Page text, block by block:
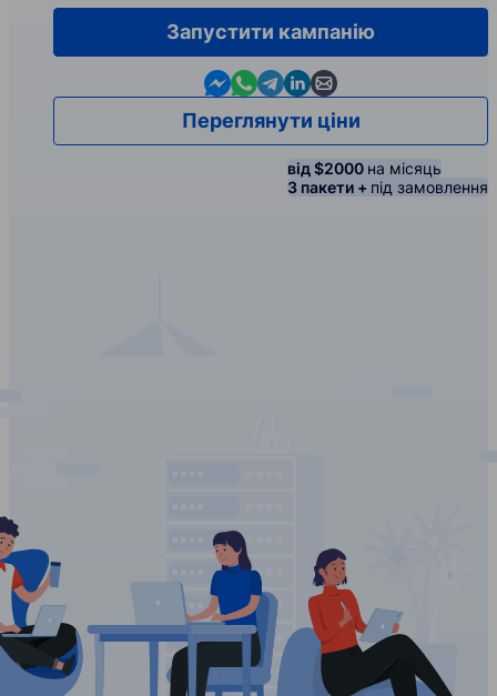
Запустити кампанію
Contact us in Messenger
Contact us in WhatsApp
Contact us in Telegram
Contact us in Linkedin
Contact us by email
Переглянути ціни
від $2000 на місяць
3 пакети + під замовлення